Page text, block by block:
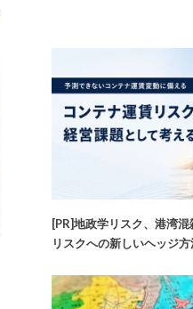
[PR]地政学リスク、港湾
リスクへの新しいヘッジ